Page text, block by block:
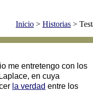
Inicio > Historias >
me entretengo con los
en cuya
la verdad entre los